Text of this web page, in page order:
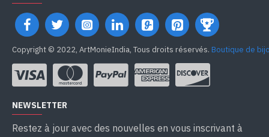
Copyright © 2022, ArtMonieIndia, Tous droits réservés. Boutique de
NEWSLETTER
Restez à jour avec des nouvelles en vous inscrivant à